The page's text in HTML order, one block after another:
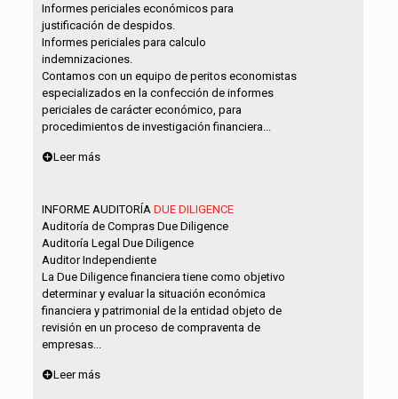
Informes periciales económicos para
justificación de despidos.
Informes periciales para calculo
indemnizaciones.
Contamos con un equipo de peritos economistas
especializados en la confección de informes
periciales de carácter económico, para
procedimientos de investigación financiera...
Leer más
INFORME AUDITORÍA DUE DILIGENCE
Auditoría de Compras Due Diligence
Auditoría Legal Due Diligence
Auditor Independiente
La Due Diligence financiera tiene como objetivo
determinar y evaluar la situación económica
financiera y patrimonial de la entidad objeto de
revisión en un proceso de compraventa de
empresas...
Leer más